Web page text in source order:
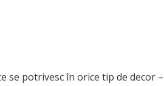
se potrivesc în orice tip de decor –